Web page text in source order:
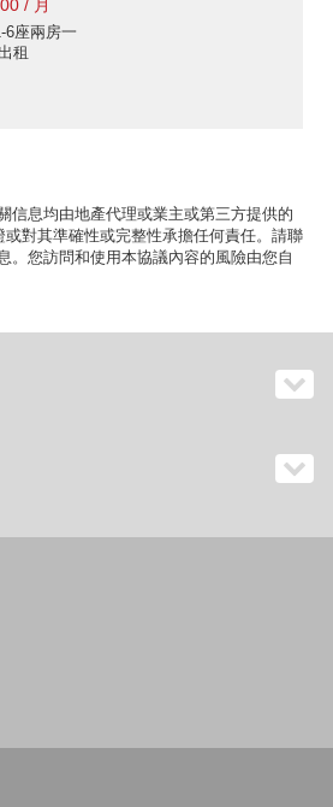
/ 月
6座兩房一
租
信息均由地產代理或業主或第三方提供的
對其準確性或完整性承擔任何責任。請聯
。您訪問和使用本協議內容的風險由您自